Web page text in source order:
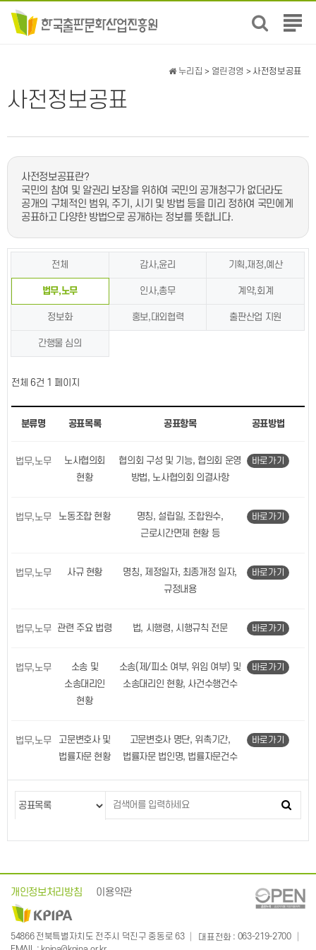
전
뉴
사전정보공표
누리집 > 열린경영 > 사전정보공표
사전정보공표란?
국민의 참여 및 알권리 보장을 위하여 국민의 공개청구가 없더라도
공개의 구체적인 범위, 주기, 시기 및 방법 등을 미리 정하여 국민에게
공표하고 다양한 방법으로 공개하는 정보를 뜻합니다.
전체 감사,윤리 기획,재정,예산
법무,노무 인사,총무 계약,회계
정보화 홍보,대외협력 출판산업 지원
간행물 심의
전체 6건 1 페이지
분류명 공표목록 공표항목 공표방법
법무,노무
노사협의회
현황
협의회 구성 및 기능, 협의회 운영
방법, 노사협의회 의결사항
바로가기
법무,노무 노동조합 현황
명칭, 설립일, 조합원수,
근로시간면제 현황 등
바로가기
법무,노무 사규 현황
명칭, 제정일자, 최종개정 일자,
규정내용
바로가기
법무,노무 관련 주요 법령 법, 시행령, 시행규칙 전문 바로가기
법무,노무
소송 및
소송대리인
현황
소송(제/피소 여부, 위임 여부) 및
소송대리인 현황, 사건수행건수
바로가기
법무,노무
고문변호사 및
법률자문 현황
고문변호사 명단, 위촉기간,
법률자문 법인명, 법률자문건수
바로가기
개인정보처리방침 이용약관
54866 전북특별자치도 전주시 덕진구 중동로 63 대표전화: 063-219-2700